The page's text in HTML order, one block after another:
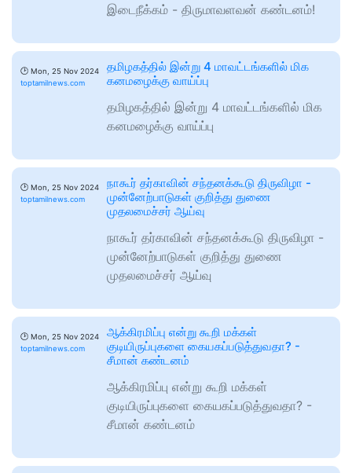
இடைநீக்கம் - திருமாவளவன் கண்டனம்!
🕑 Mon, 25 Nov 2024
toptamilnews.com
தமிழகத்தில் இன்று 4 மாவட்டங்களில் மிக
கனமழைக்கு வாய்ப்பு
தமிழகத்தில் இன்று 4 மாவட்டங்களில் மிக
கனமழைக்கு வாய்ப்பு
🕑 Mon, 25 Nov 2024
toptamilnews.com
நாகூர் தர்காவின் சந்தனக்கூடு திருவிழா -
முன்னேற்பாடுகள் குறித்து துணை
முதலமைச்சர் ஆய்வு
நாகூர் தர்காவின் சந்தனக்கூடு திருவிழா -
முன்னேற்பாடுகள் குறித்து துணை
முதலமைச்சர் ஆய்வு
🕑 Mon, 25 Nov 2024
toptamilnews.com
ஆக்கிரமிப்பு என்று கூறி மக்கள்
குடியிருப்புகளை கையகப்படுத்துவதா? -
சீமான் கண்டனம்
ஆக்கிரமிப்பு என்று கூறி மக்கள்
குடியிருப்புகளை கையகப்படுத்துவதா? -
சீமான் கண்டனம்